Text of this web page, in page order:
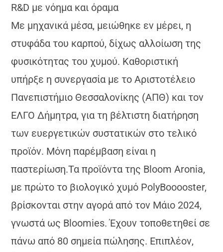
R&D με νόημα και όραμα
Με μηχανικά μέσα, μειώθηκε εν μέρει, η
στυφάδα του καρπού, δίχως αλλοίωση της
φυσικότητας του χυμού. Καθοριστική
υπήρξε η συνεργασία με το Αριστοτέλειο
Πανεπιστήμιο Θεσσαλονίκης (ΑΠΘ) και τον
ΕΛΓΟ Δήμητρα, για τη βέλτιστη διατήρηση
των ευεργετικών συστατικών στο τελικό
προϊόν. Μόνη παρέμβαση είναι η
παστερίωση.Τα προϊόντα της Bloom Aronia,
με πρώτο το βιολογικό χυμό PolyBooooster,
βρίσκονται στην αγορά από τον Μάιο 2024,
γνωστά ως Bloomies. Έχουν τοποθετηθεί σε
πάνω από 80 σημεία πώλησης. Επιπλέον,